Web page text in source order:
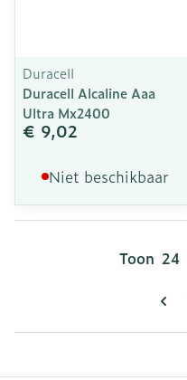
Duracell
Duracell Alcaline Aaa
Ultra Mx2400
€ 9,02
Niet beschikbaar
Toon